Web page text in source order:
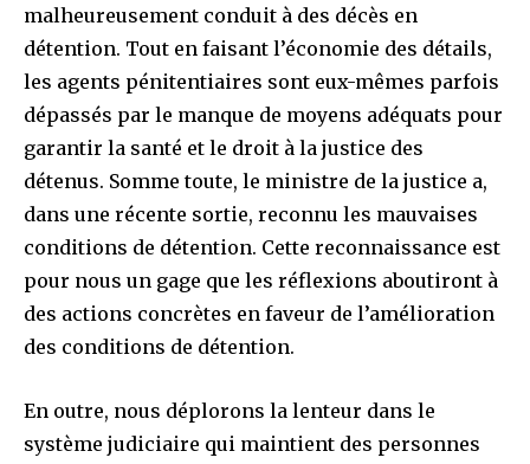
malheureusement conduit à des décès en
détention. Tout en faisant l’économie des détails,
les agents pénitentiaires sont eux-mêmes parfois
dépassés par le manque de moyens adéquats pour
garantir la santé et le droit à la justice des
détenus. Somme toute, le ministre de la justice a,
dans une récente sortie, reconnu les mauvaises
conditions de détention. Cette reconnaissance est
pour nous un gage que les réflexions aboutiront à
des actions concrètes en faveur de l’amélioration
des conditions de détention.
En outre, nous déplorons la lenteur dans le
système judiciaire qui maintient des personnes